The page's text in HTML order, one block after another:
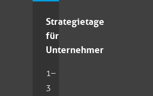
Strategietage
für
Unternehmer
1–
3